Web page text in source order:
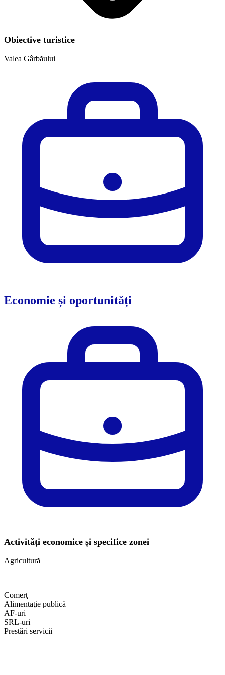
Obiective turistice
Valea Gârbăului
Economie și oportunități
Activități economice și specifice zonei
Agricultură
Comerţ
Alimentaţie publică
AF-uri
SRL-uri
Prestări servicii